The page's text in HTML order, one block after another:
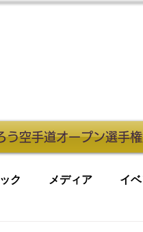
う空手道オープン選手
ク メディア イ